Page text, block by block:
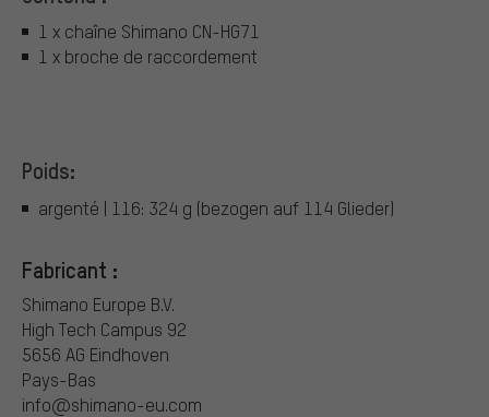
1 x chaîne Shimano CN-HG71
1 x broche de raccordement
Poids:
argenté | 116: 324 g (bezogen auf 114 Glieder)
Fabricant :
Shimano Europe B.V.
High Tech Campus 92
5656 AG Eindhoven
Pays-Bas
info@shimano-eu.com